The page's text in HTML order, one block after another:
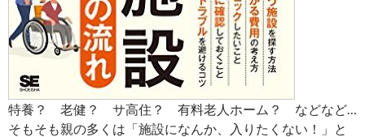
特養？ 老健？ サ高住？ 有料老人ホーム？ などなど…
そもそも親の多くは「施設になんか、入りたくない！」と